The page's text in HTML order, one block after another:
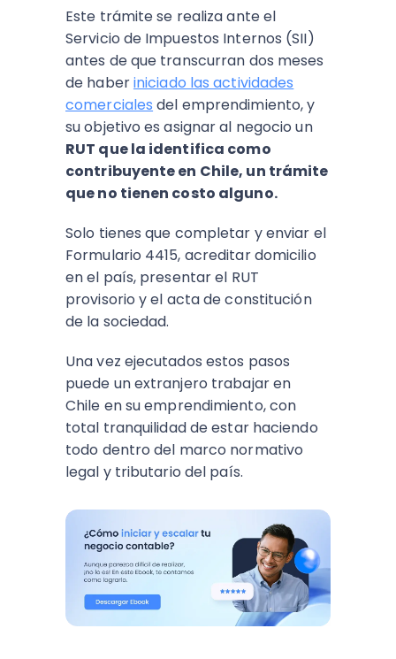
Este trámite se realiza ante el
Servicio de Impuestos Internos (SII)
antes de que transcurran dos meses
de haberiniciado las actividades
comerciales del emprendimiento, y
su objetivo es asignar al negocio un
RUT que la identifica como
contribuyente en Chile, un trámite
que no tienen costo alguno.
Solo tienes que completar y enviar el
Formulario 4415, acreditar domicilio
en el país, presentar el RUT
provisorio y el acta de constitución
de la sociedad.
Una vez ejecutados estos pasos
puede un extranjero trabajar en
Chile en su emprendimiento, con
total tranquilidad de estar haciendo
todo dentro del marco normativo
legal y tributario del país.